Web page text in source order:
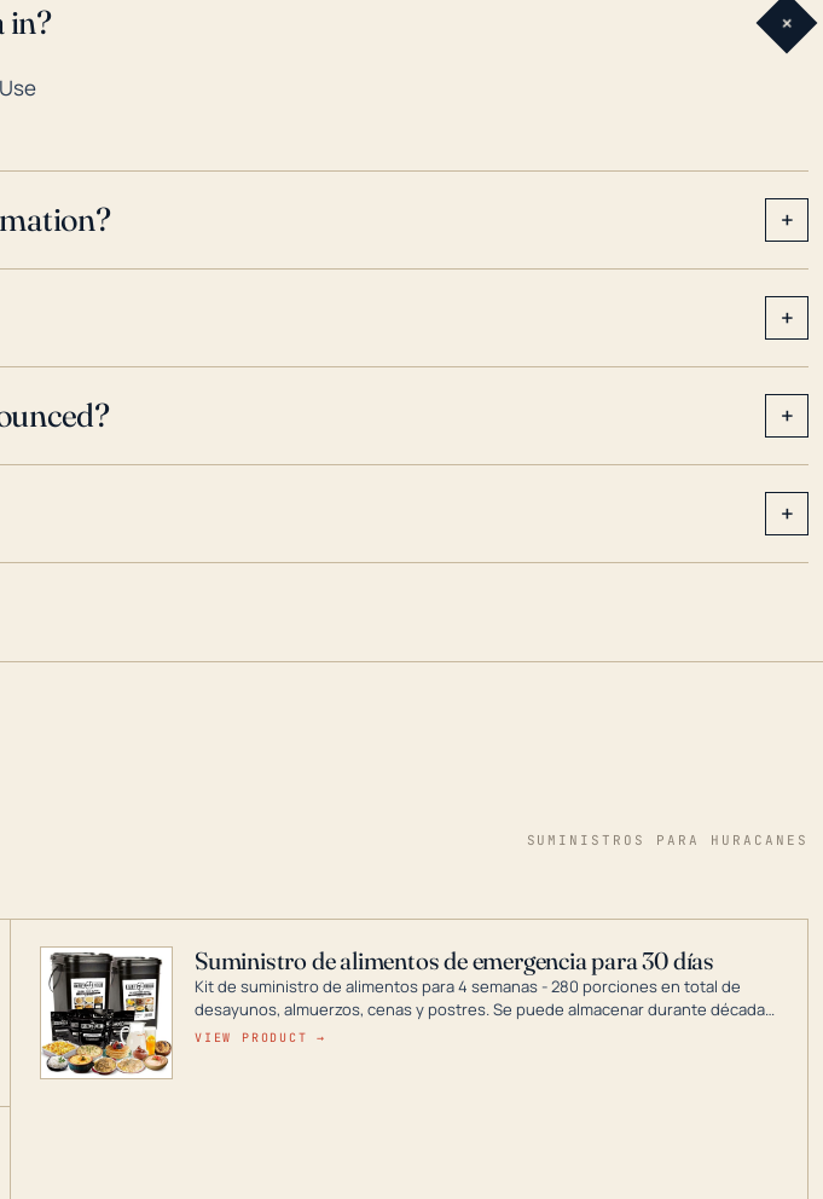
in? +
+
+
+
+
SUMINISTROS PARA HURACANES
Suministro de alimentos de emergencia para 30 días
Kit de suministro de alimentos para 4 semanas - 280 porciones en total de
desayunos, almuerzos, cenas y postres. Se puede almacenar durante décadas
si se guarda en un lugar seco.
VIEW PRODUCT →